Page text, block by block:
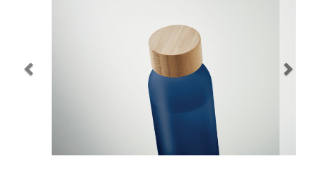
Navidad 🎄 Invierno
Más Regalos